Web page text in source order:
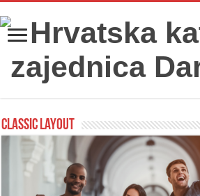
Classic Layout